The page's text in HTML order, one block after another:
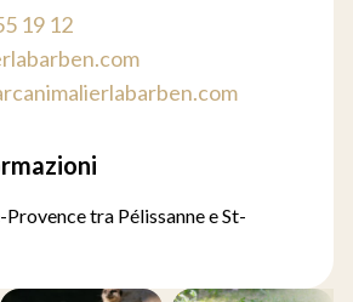
19 12
tra Pélissanne e St-